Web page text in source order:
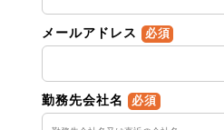
メールアドレス 必須
勤務先会社名 必須